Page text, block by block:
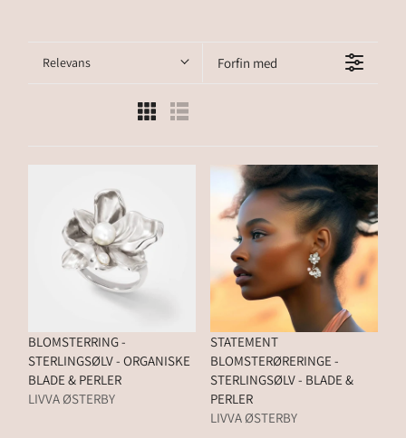
Relevans Forfin med
BLOMSTERRING -
STERLINGSØLV - ORGANISKE
BLADE & PERLER
LIVVA ØSTERBY
STATEMENT
BLOMSTERØRERINGE -
STERLINGSØLV - BLADE &
PERLER
LIVVA ØSTERBY